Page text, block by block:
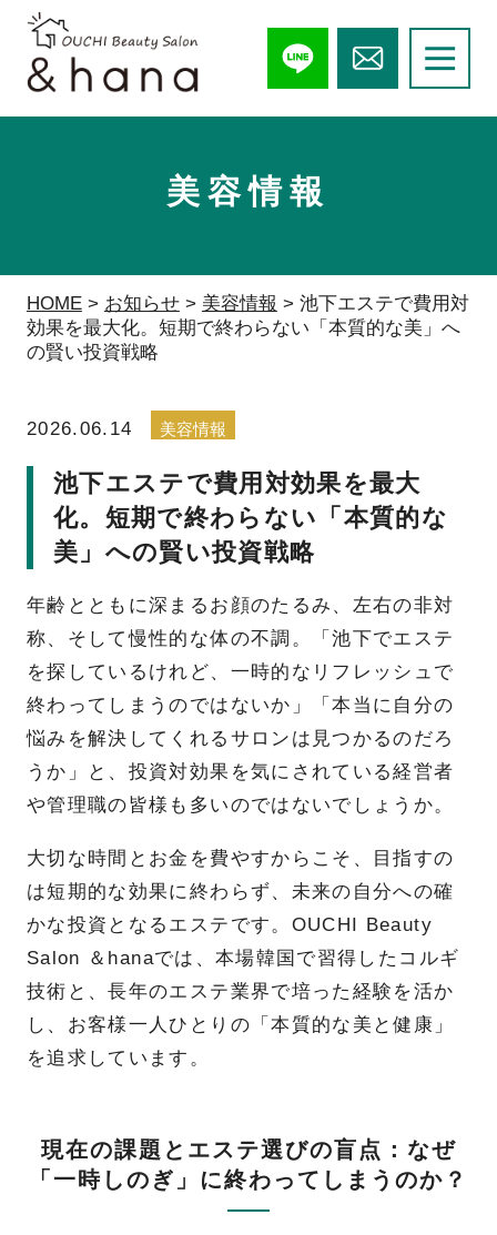
美容情報
HOME> お知らせ> 美容情報 > 池下エステで費用対
効果を最大化。短期で終わらない「本質的な美」へ
の賢い投資戦略
2026.06.14 美容情報
池下エステで費用対効果を最大
化。短期で終わらない「本質的な
美」への賢い投資戦略
年齢とともに深まるお顔のたるみ、左右の非対
称、そして慢性的な体の不調。「池下でエステ
を探しているけれど、一時的なリフレッシュで
終わってしまうのではないか」「本当に自分の
悩みを解決してくれるサロンは見つかるのだろ
うか」と、投資対効果を気にされている経営者
や管理職の皆様も多いのではないでしょうか。
大切な時間とお金を費やすからこそ、目指すの
は短期的な効果に終わらず、未来の自分への確
かな投資となるエステです。OUCHI Beauty
Salon ＆hanaでは、本場韓国で習得したコルギ
技術と、長年のエステ業界で培った経験を活か
し、お客様一人ひとりの「本質的な美と健康」
を追求しています。
現在の課題とエステ選びの盲点：なぜ
「一時しのぎ」に終わってしまうのか？